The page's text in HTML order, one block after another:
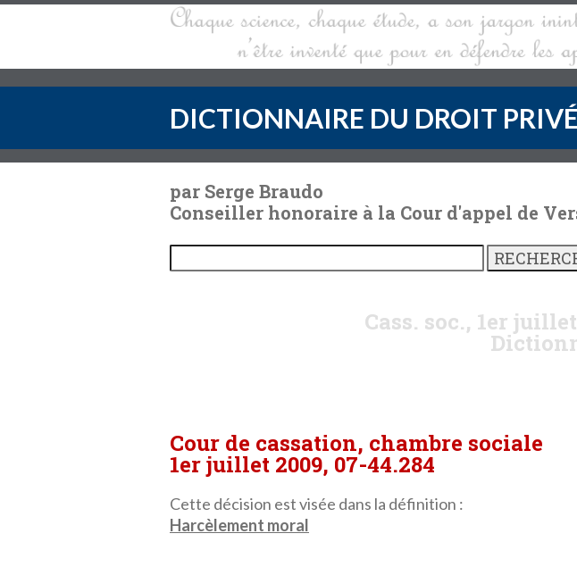
DICTIONNAIRE DU DROIT PRIVÉ
par Serge Braudo
Conseiller honoraire à la Cour d'appel de
Cass. soc., 1er
Cour de cassation, chambre sociale
1er juillet 2009, 07-44.284
Cette décision est visée dans la définition :
Harcèlement moral